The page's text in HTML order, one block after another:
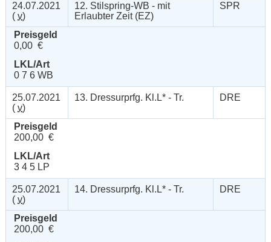
24.07.2021
( v)
12. Stilspring-WB - mit
Erlaubter Zeit (EZ)
SPR
Preisgeld
0,00 €
LKL/Art
0 7 6 WB
25.07.2021
( v)
13. Dressurprfg. Kl.L* - Tr. DRE
Preisgeld
200,00 €
LKL/Art
3 4 5 LP
25.07.2021
( v)
14. Dressurprfg. Kl.L* - Tr. DRE
Preisgeld
200,00 €